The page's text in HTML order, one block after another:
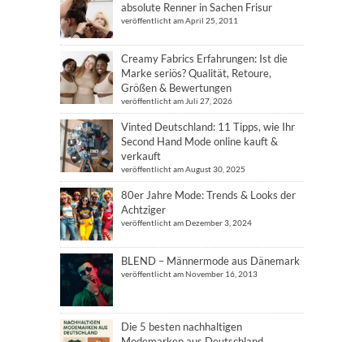
absolute Renner in Sachen Frisur
veröffentlicht am April 25, 2011
Creamy Fabrics Erfahrungen: Ist die
Marke seriös? Qualität, Retoure,
Größen & Bewertungen
veröffentlicht am Juli 27, 2026
Vinted Deutschland: 11 Tipps, wie Ihr
Second Hand Mode online kauft &
verkauft
veröffentlicht am August 30, 2025
80er Jahre Mode: Trends & Looks der
Achtziger
veröffentlicht am Dezember 3, 2024
BLEND – Männermode aus Dänemark
veröffentlicht am November 16, 2013
Die 5 besten nachhaltigen